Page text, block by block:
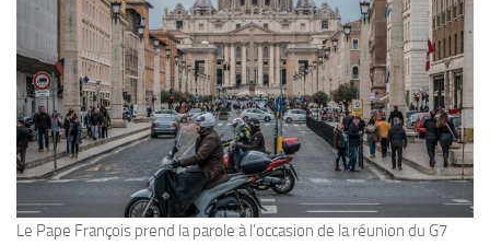
Le Pape François prend la parole à l’occasion de la réunion du G7